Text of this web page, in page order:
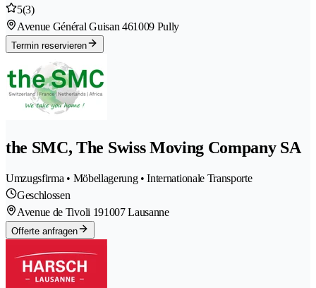
5(3)
Avenue Général Guisan 461009 Pully
Termin reservieren
the SMC, The Swiss Moving Company SA
Umzugsfirma • Möbellagerung • Internationale Transporte
Geschlossen
Avenue de Tivoli 191007 Lausanne
Offerte anfragen